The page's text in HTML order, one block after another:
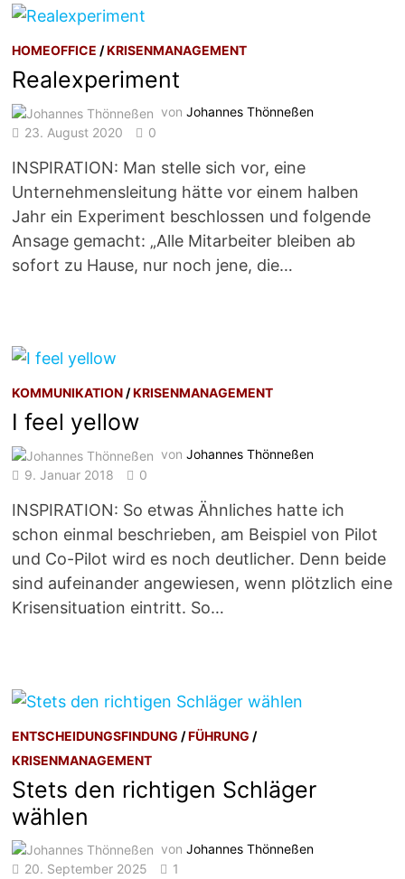
HOMEOFFICE /KRISENMANAGEMENT
Realexperiment
vonJohannes Thönneßen
23. August 2020
0
INSPIRATION: Man stelle sich vor, eine
Unternehmensleitung hätte vor einem halben
Jahr ein Experiment beschlossen und folgende
Ansage gemacht: „Alle Mitarbeiter bleiben ab
sofort zu Hause, nur noch jene, die…
KOMMUNIKATION/KRISENMANAGEMENT
I feel yellow
vonJohannes Thönneßen
9. Januar 2018
0
INSPIRATION: So etwas Ähnliches hatte ich
schon einmal beschrieben, am Beispiel von Pilot
und Co-Pilot wird es noch deutlicher. Denn beide
sind aufeinander angewiesen, wenn plötzlich eine
Krisensituation eintritt. So…
ENTSCHEIDUNGSFINDUNG /FÜHRUNG /
KRISENMANAGEMENT
Stets den richtigen Schläger
wählen
vonJohannes Thönneßen
20. September 2025
1